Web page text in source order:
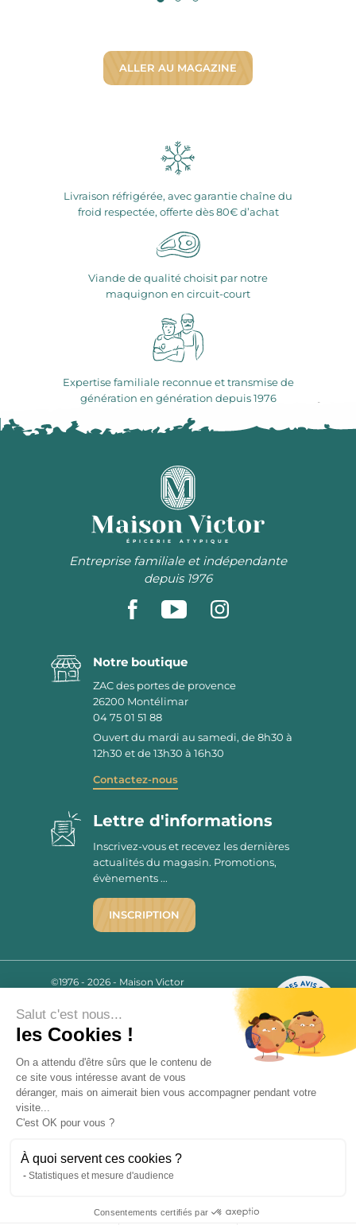
ALLER AU MAGAZINE
Livraison réfrigérée, avec garantie chaîne du
froid respectée, offerte dès 80€ d’achat
Viande de qualité choisit par notre
maquignon en circuit-court
Expertise familiale reconnue et transmise de
génération en génération depuis 1976
ÉPICERIE ATYPIQUE
Entreprise familiale et indépendante
depuis 1976
Notre boutique
ZAC des portes de provence
26200 Montélimar
04 75 01 51 88
Ouvert du mardi au samedi, de 8h30 à
12h30 et de 13h30 à 16h30
Contactez-nous
2779 AVIS
9.7/10
Lettre d'informations
Inscrivez-vous et recevez les dernières
actualités du magasin. Promotions,
évènements ...
INSCRIPTION
©1976 - 2026 - Maison Victor
Mentions légales
C.G.V.
FAQ
Livraisons
modération. La vente d’alcool est strictement interdite aux mineurs.
Salut c'est nous...
les Cookies !
On a attendu d'être sûrs que le contenu de
ce site vous intéresse avant de vous
déranger, mais on aimerait bien vous accompagner pendant votre
visite...
C'est OK pour vous ?
À quoi servent ces cookies ?
Statistiques et mesure d'audience
Consentements certifiés par